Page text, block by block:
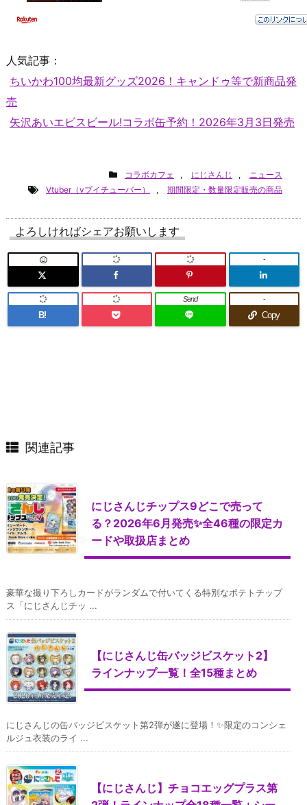
人気記事：
ちいかわ100均最新グッズ2026！キャンドゥ等で新商品発
売
矢沢あいエビスビール!コラボ缶予約！2026年3月3日発売
コラボカフェ , にじさんじ ,
ニュース
Vtuber（vブイチューバー）
, 期間限定・数量限定販売の商品
よろしければシェアお願いします
-
B!
Send
Copy
-
関連記事
にじさんじチップス9どこで売って
る？2026年6月発売✨全46種の限定カ
ードや取扱店まとめ
豪華な撮り下ろしカードがランダムで付いてくる特別なポテトチップ
ス「にじさんじチッ ...
【にじさんじ缶バッジビスケット2】
ラインナップ一覧！全15種まとめ
にじさんじの缶バッジビスケット第2弾が遂に登場！✨限定のコンシェ
ルジュ衣装のライ ...
【にじさんじ】チョコエッグプラス第